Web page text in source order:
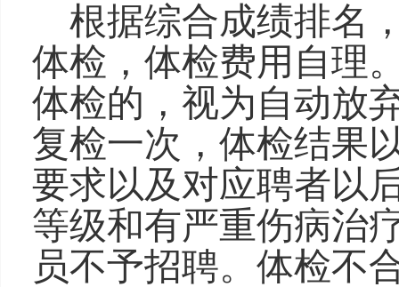
根据综合成绩排名
体检，体检费用自理
体检的，视为自动放
复检一次，体检结果
要求以及对应聘者以
等级和有严重伤病治
员不予招聘。体检不